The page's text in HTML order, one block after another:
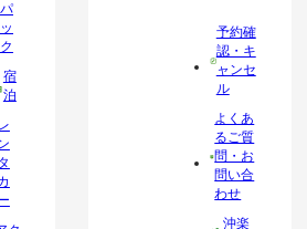
パ
ッ
ク
宿
泊
予約確
認・キ
ャンセ
ル
よくあ
るご質
問・お
問い合
わせ
沖楽